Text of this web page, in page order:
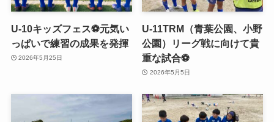
U-10キッズフェス⚽️元気い
っぱいで練習の成果を発揮
2026年5月25日
U-11TRM（青葉公園、小野
公園）リーグ戦に向けて貴
重な試合⚽️
2026年5月5日